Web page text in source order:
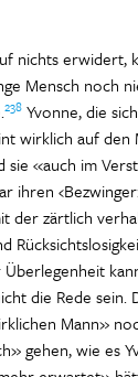
nichts
Mensch noch
238 Yvonne, die
wirklich auf
«auch im
ihren
der zärtlich
Überlegenheit
die Rede
Mann»
gehen, wie es